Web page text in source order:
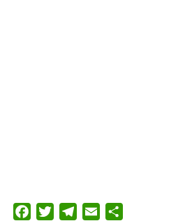
FacebookTwitterTelegram
Email